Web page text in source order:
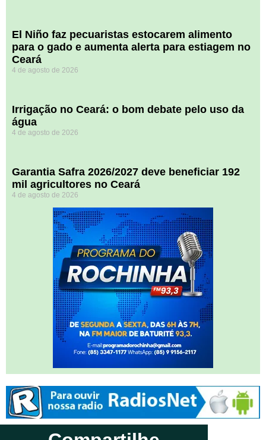
El Niño faz pecuaristas estocarem alimento
para o gado e aumenta alerta para estiagem no
Ceará
4 de agosto de 2026
Irrigação no Ceará: o bom debate pelo uso da
água
4 de agosto de 2026
Garantia Safra 2026/2027 deve beneficiar 192
mil agricultores no Ceará
4 de agosto de 2026